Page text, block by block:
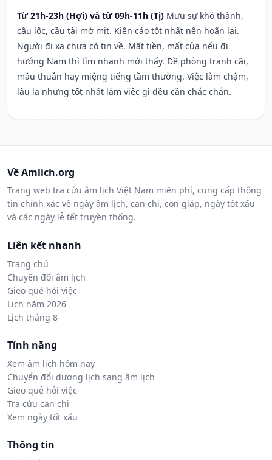
Từ 21h-23h (Hợi) và từ 09h-11h (Tị) Mưu sự khó thành,
cầu lộc, cầu tài mờ mịt. Kiện cáo tốt nhất nên hoãn lại.
Người đi xa chưa có tin về. Mất tiền, mất của nếu đi
hướng Nam thì tìm nhanh mới thấy. Đề phòng tranh cãi,
mâu thuẫn hay miệng tiếng tầm thường. Việc làm chậm,
lâu la nhưng tốt nhất làm việc gì đều cần chắc chắn.
Về Amlich.org
Trang web tra cứu âm lịch Việt Nam miễn phí, cung cấp thông
tin chính xác về ngày âm lịch, can chi, con giáp, ngày tốt xấu
và các ngày lễ tết truyền thống.
Liên kết nhanh
Trang chủ
Chuyển đổi âm lịch
Gieo quẻ hỏi việc
Lịch năm 2026
Lịch tháng 8
Tính năng
Xem âm lịch hôm nay
Chuyển đổi dương lịch sang âm lịch
Gieo quẻ hỏi việc
Tra cứu can chi
Xem ngày tốt xấu
Thông tin